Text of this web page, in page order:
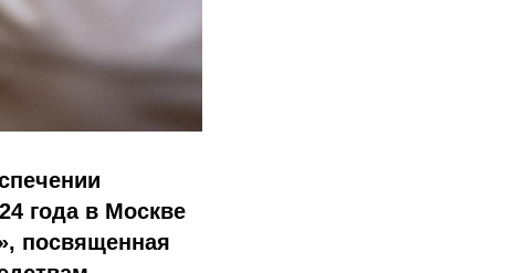
года в Москве
посвященная